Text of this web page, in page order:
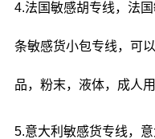
4.法国敏感胡专线，法
条敏感货小包专线，可
品，粉末，液体，成人
5.意大利敏感货专线，